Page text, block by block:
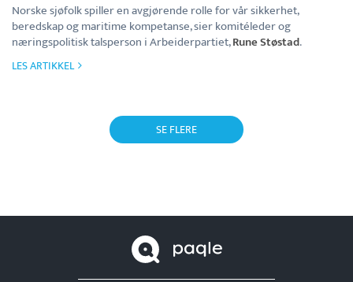
Norske sjøfolk spiller en avgjørende rolle for vår sikkerhet,
beredskap og maritime kompetanse, sier komitéleder og
næringspolitisk talsperson i Arbeiderpartiet,Rune Støstad.
LES ARTIKKEL
SE FLERE